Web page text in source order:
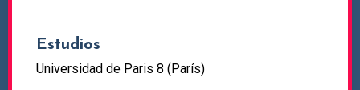
Estudios
Universidad de Paris 8 (París)